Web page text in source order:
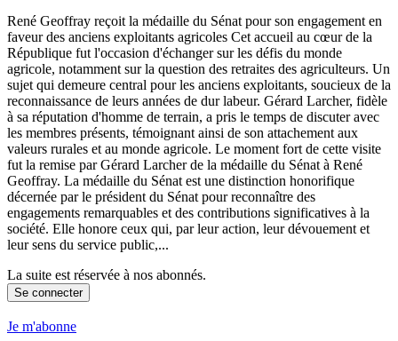
René Geoffray reçoit la médaille du Sénat pour son engagement en
faveur des anciens exploitants agricoles Cet accueil au cœur de la
République fut l'occasion d'échanger sur les défis du monde
agricole, notamment sur la question des retraites des agriculteurs. Un
sujet qui demeure central pour les anciens exploitants, soucieux de la
reconnaissance de leurs années de dur labeur. Gérard Larcher, fidèle
à sa réputation d'homme de terrain, a pris le temps de discuter avec
les membres présents, témoignant ainsi de son attachement aux
valeurs rurales et au monde agricole. Le moment fort de cette visite
fut la remise par Gérard Larcher de la médaille du Sénat à René
Geoffray. La médaille du Sénat est une distinction honorifique
décernée par le président du Sénat pour reconnaître des
engagements remarquables et des contributions significatives à la
société. Elle honore ceux qui, par leur action, leur dévouement et
leur sens du service public,...
La suite est réservée à nos abonnés.
Se connecter
Je m'abonne